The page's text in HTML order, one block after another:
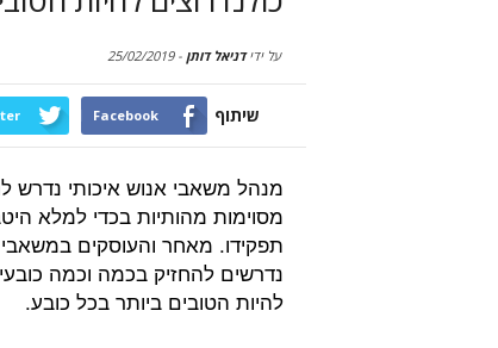
על ידידניאל דותן -
25/02/2019
שיתוף Facebook
מנהל משאבי אנוש איכותי נדרש
מסוימות מהותיות בכדי למלא
תפקידו. מאחר והעוסקים
נדרשים להחזיק בכמה וכמה
להיות הטובים ביותר בכל כובע.